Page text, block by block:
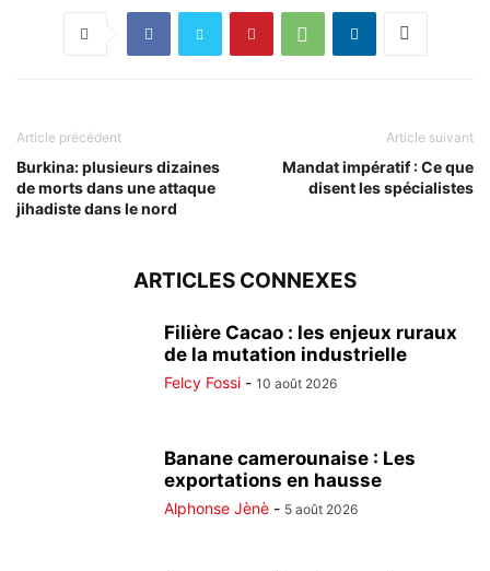
Article précédent
Burkina: plusieurs dizaines
de morts dans une attaque
jihadiste dans le nord
Article suivant
Mandat impératif : Ce que
disent les spécialistes
ARTICLES CONNEXES
Filière Cacao : les enjeux ruraux
de la mutation industrielle
Felcy Fossi - 10 août 2026
Banane camerounaise : Les
exportations en hausse
Alphonse Jènè - 5 août 2026